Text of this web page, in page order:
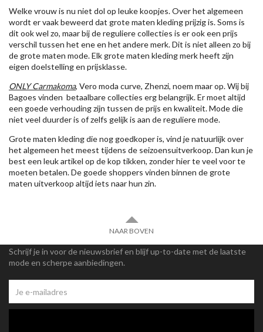
Welke vrouw is nu niet dol op leuke koopjes. Over het algemeen
wordt er vaak beweerd dat grote maten kleding prijzig is. Soms is
dit ook wel zo, maar bij de reguliere collecties is er ook een prijs
verschil tussen het ene en het andere merk. Dit is niet alleen zo bij
de grote maten mode. Elk grote maten kleding merk heeft zijn
eigen doelstelling en prijsklasse.
ONLY Carmakoma, Vero moda curve, Zhenzi, noem maar op. Wij bij
Bagoes vinden betaalbare collecties erg belangrijk. Er moet altijd
een goede verhouding zijn tussen de prijs en kwaliteit. Mode die
niet veel duurder is of zelfs gelijk is aan de reguliere mode.
Grote maten kleding die nog goedkoper is, vind je natuurlijk over
het algemeen het meest tijdens de seizoensuitverkoop. Dan kun je
best een leuk artikel op de kop tikken, zonder hier te veel voor te
moeten betalen. De goede shoppers vinden binnen de grote
maten uitverkoop altijd iets naar hun zin.
NAAR BOVEN
Schrijf je in voor de nieuwsbrief en blijf up-to-date met de laatste
mode en scherpe aanbiedingen.